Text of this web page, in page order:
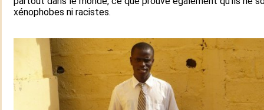
xénophobes ni racistes.